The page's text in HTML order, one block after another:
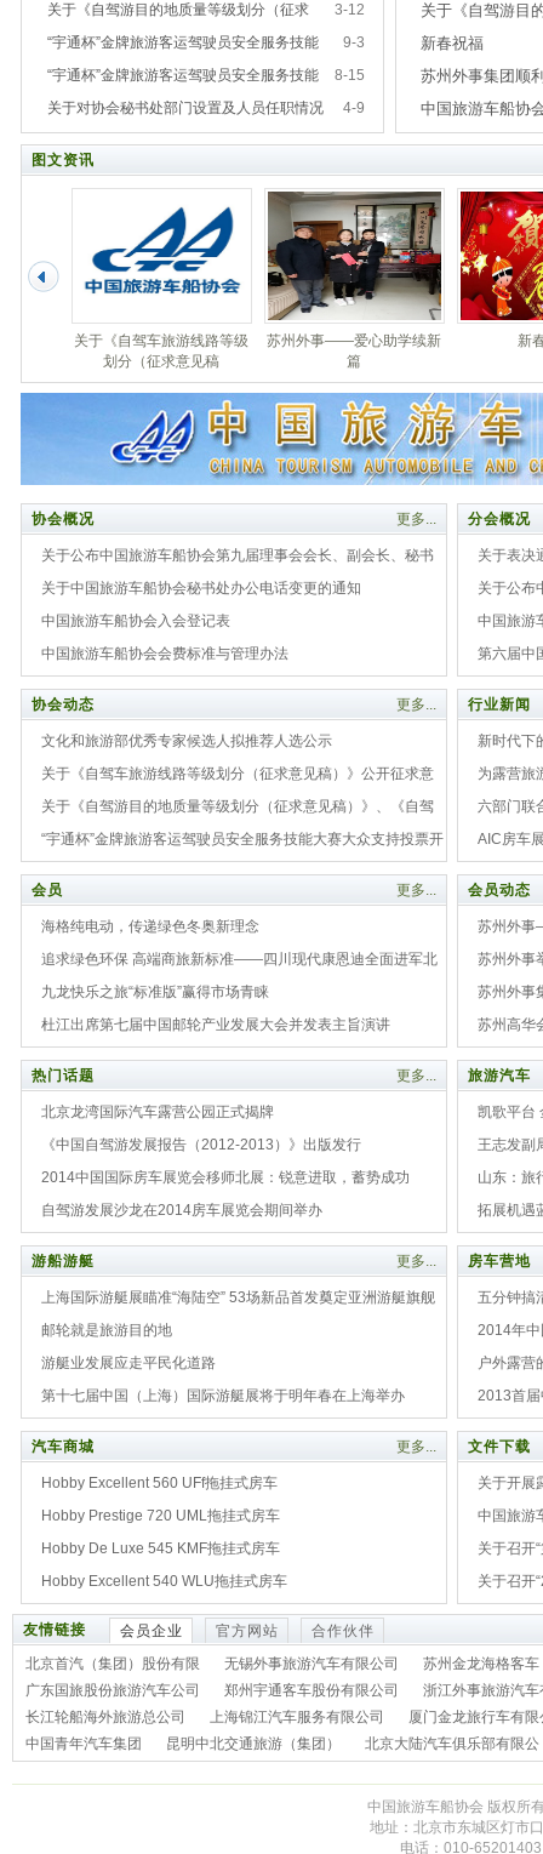
拟推荐人选公示
关于《自驾游目
划分（征求意见
驾车房车露营地
（征求意见稿）
见的通知
新春祝福
苏州外事集团顺
远质量管理体系
中国旅游车船协
理事会议在江苏
协会亮相全国运
融合发展现场会
中国旅游客运发
郑州召开
见稿）》公开征求意见的通知
3-12
关于《自驾游目的地质量等级划分（征求
意见稿）》、《自驾车房车露营地质量等级划分
（征求意见稿）》公开征求意见的通知
9-3
“宇通杯”金牌旅游客运驾驶员安全服务技能
大赛大众支持投票开始
8-15
“宇通杯”金牌旅游客运驾驶员安全服务技能
大赛理论考试题库
4-9
关于对协会秘书处部门设置及人员任职情况
等三份文件的公示
图文资讯
苏州外事举行2019春运安
全动员大会
中国旅游车船协会成立30周
中
协会概况 更多...
关于公布中国旅游车船协会第九届理事会会长、副会长、秘书
长、监事会、常务理事名单的通知
关于中国旅游车船协会秘书处办公电话变更的通知
中国旅游车船协会入会登记表
中国旅游车船协会会费标准与管理办法
分会概况
关于表决
办法》、
及管理办
关于公布
会会长、
中国旅游
长、副秘
第六届中
协会动态 更多...
文化和旅游部优秀专家候选人拟推荐人选公示
关于《自驾车旅游线路等级划分（征求意见稿）》公开征求意
见的通知
关于《自驾游目的地质量等级划分（征求意见稿）》、《自驾
车房车露营地质量等级划分（征求意见稿）》公开征求意见的
通知
“宇通杯”金牌旅游客运驾驶员安全服务技能大赛大众支持投票开
始
行业新闻
新时代下
中国露营
为露营旅
运营成功
六部门联
AIC房车
会员 更多...
海格纯电动，传递绿色冬奥新理念
追求绿色环保 高端商旅新标准——四川现代康恩迪全面进军北
京
九龙快乐之旅“标准版”赢得市场青睐
杜江出席第七届中国邮轮产业发展大会并发表主旨演讲
会员动态
苏州外
苏州外事
苏州外事
苏州高华
热门话题 更多...
北京龙湾国际汽车露营公园正式揭牌
《中国自驾游发展报告（2012-2013）》出版发行
2014中国国际房车展览会移师北展：锐意进取，蓄势成功
自驾游发展沙龙在2014房车展览会期间举办
旅游汽车
凯歌平台
王志发副
山东：旅
拓展机遇
游船游艇 更多...
上海国际游艇展瞄准“海陆空” 53场新品首发奠定亚洲游艇旗舰
展
邮轮就是旅游目的地
游艇业发展应走平民化道路
第十七届中国（上海）国际游艇展将于明年春在上海举办
房车营地
五分钟搞
2014年
户外露营
2013首
汽车商城 更多...
Hobby Excellent 560 UFf拖挂式房车
Hobby Prestige 720 UML拖挂式房车
Hobby De Luxe 545 KMF拖挂式房车
Hobby Excellent 540 WLU拖挂式房车
文件下载
关于开展
中国旅游
知
关于召开
关于召开
友情链接 会员企业 官方网站
合作伙伴
北京首汽（集团）股份有限
无锡外事旅游汽车有限公司
苏州金龙海格客车
广东国旅股份旅游汽车公司
郑州宇通客车股份有限公司
浙江外事旅游汽车
长江轮船海外旅游总公司
上海锦江汽车服务有限公司
厦门金龙旅行车有限
中国青年汽车集团
昆明中北交通旅游（集团） 北京大陆汽车俱乐部有限公
中国旅游车船协会 版权所
地址：北京市东城区灯市
电话：010-